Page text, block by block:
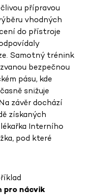
přípravou
vhodných
do přístroje
Samotný trénink
bezpečnou
pásu, kde
snižuje
závěr dochází
získaných
lékařka Interního
pod které
pro nácvik